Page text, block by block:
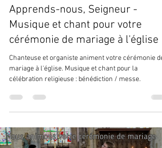
Apprends-nous, Seigneur -
Musique et chant pour votre
cérémonie de mariage à l'église
Chanteuse et organiste animent votre cérémonie de
mariage à l'église. Musique et chant pour la
célébration religieuse : bénédiction / messe.